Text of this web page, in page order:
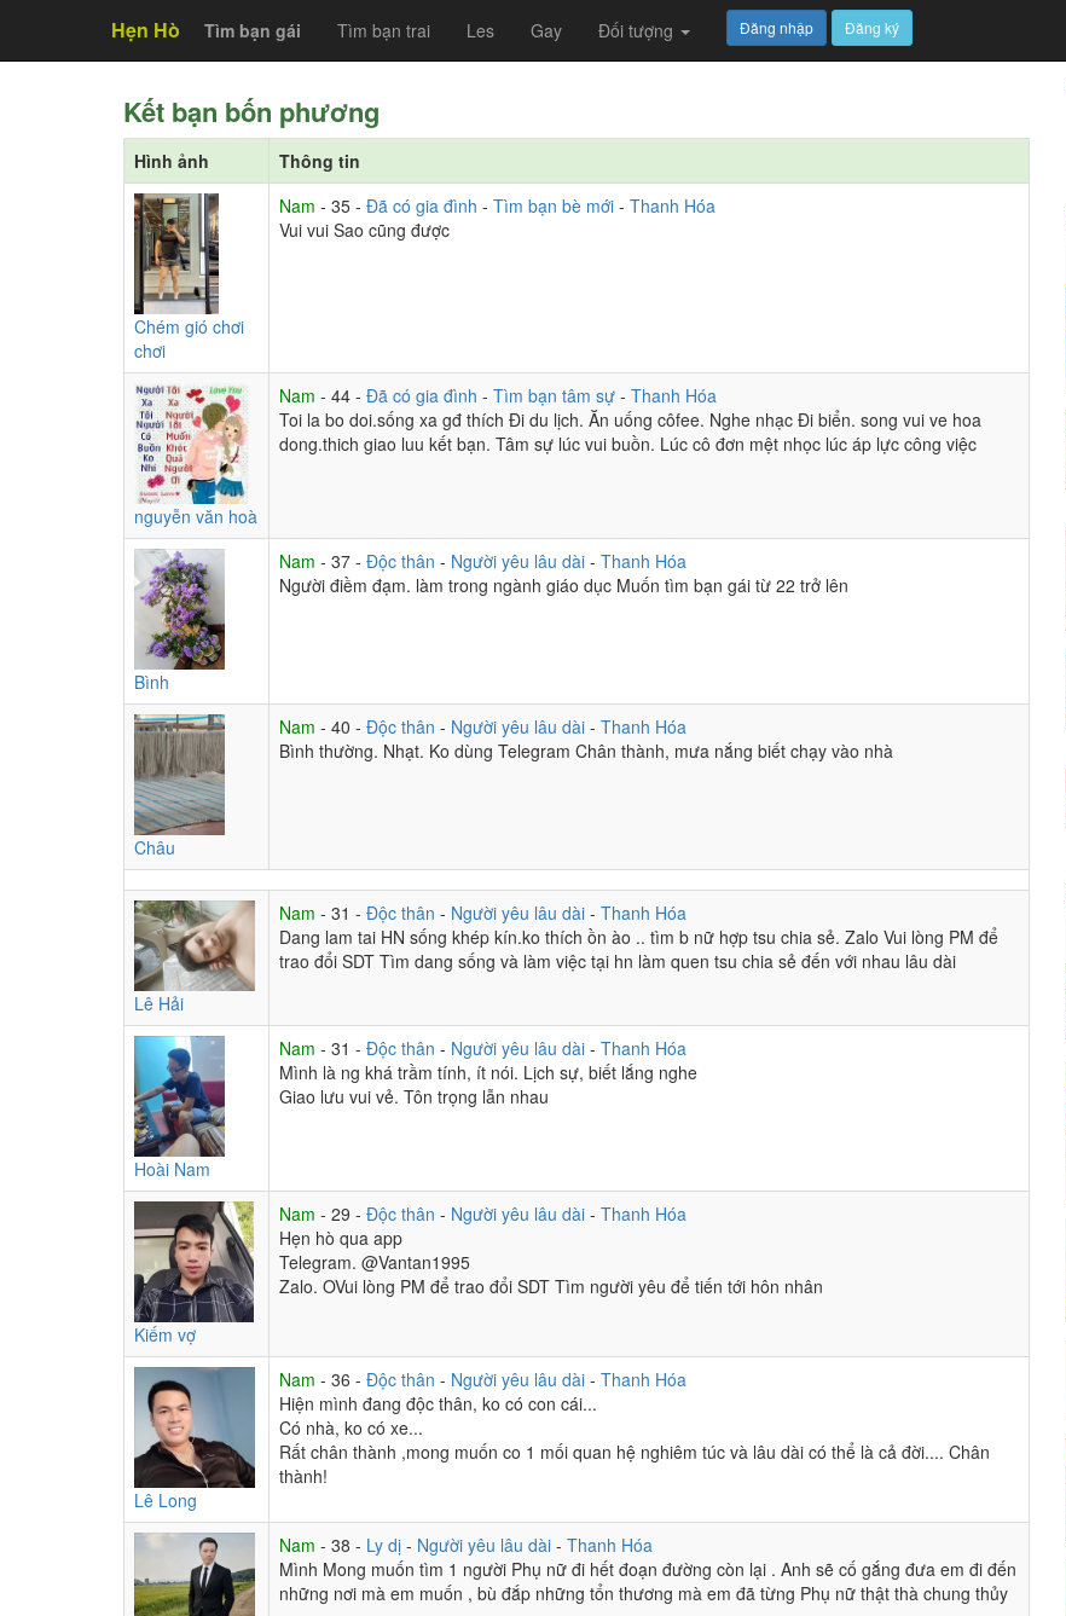
Hẹn Hò Tìm bạn gái Tìm bạn trai Les Gay Đối tượng Đăng nhập Đăng ký
Kết bạn bốn phương
Hình ảnh Thông tin
Chém gió chơi
chơi
Nam - 35 - Đã có gia đình - Tìm bạn bè mới - Thanh Hóa
Vui vui Sao cũng được
nguyễn văn hoà
Nam - 44 - Đã có gia đình - Tìm bạn tâm sự - Thanh Hóa
Toi la bo doi.sống xa gđ thích Đi du lịch. Ăn uống côfee. Nghe nhạc Đi biển. song vui ve hoa
dong.thich giao luu kết bạn. Tâm sự lúc vui buồn. Lúc cô đơn mệt nhọc lúc áp lực công việc
Bình
Nam - 37 - Độc thân - Người yêu lâu dài - Thanh Hóa
Người điềm đạm. làm trong ngành giáo dục Muốn tìm bạn gái từ 22 trở lên
Châu
Nam - 40 - Độc thân - Người yêu lâu dài - Thanh Hóa
Bình thường. Nhạt. Ko dùng Telegram Chân thành, mưa nắng biết chạy vào nhà
Lê Hải
Nam - 31 - Độc thân - Người yêu lâu dài - Thanh Hóa
Dang lam tai HN sống khép kín.ko thích ồn ào .. tìm b nữ hợp tsu chia sẻ. Zalo Vui lòng PM để
trao đổi SDT Tìm dang sống và làm việc tại hn làm quen tsu chia sẻ đến với nhau lâu dài
Hoài Nam
Nam - 31 - Độc thân - Người yêu lâu dài - Thanh Hóa
Mình là ng khá trầm tính, ít nói. Lịch sự, biết lắng nghe
Giao lưu vui vẻ. Tôn trọng lẫn nhau
Kiếm vợ
Nam - 29 - Độc thân - Người yêu lâu dài - Thanh Hóa
Hẹn hò qua app
Telegram. @Vantan1995
Zalo. OVui lòng PM để trao đổi SDT Tìm người yêu để tiến tới hôn nhân
Lê Long
Nam - 36 - Độc thân - Người yêu lâu dài - Thanh Hóa
Hiện mình đang độc thân, ko có con cái...
Có nhà, ko có xe...
Rất chân thành ,mong muốn co 1 mối quan hệ nghiêm túc và lâu dài có thể là cả đời.... Chân
thành!
Nam - 38 - Ly dị - Người yêu lâu dài - Thanh Hóa
Mình Mong muốn tìm 1 người Phụ nữ đi hết đoạn đường còn lại . Anh sẽ cố gắng đưa em đi đến
những nơi mà em muốn , bù đắp những tổn thương mà em đã từng Phụ nữ thật thà chung thủy